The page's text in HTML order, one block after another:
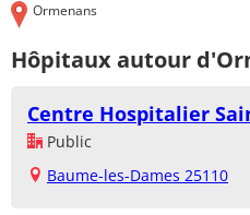
Ormenans
Hôpitaux autour
Centre Hospitalier
Public
Baume-les-Dames 25110